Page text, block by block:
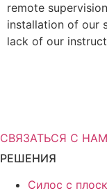
remote
installation of our
lack of our
СВЯЗАТЬСЯ С
РЕШЕНИЯ
Силос с